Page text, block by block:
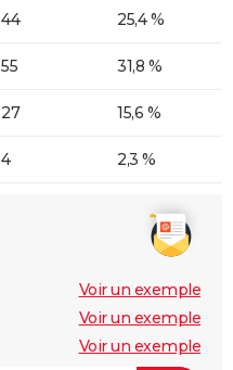
44 25,4 %
55 31,8 %
27 15,6 %
4 2,3 %
Voir un exemple
Voir un exemple
Voir un exemple